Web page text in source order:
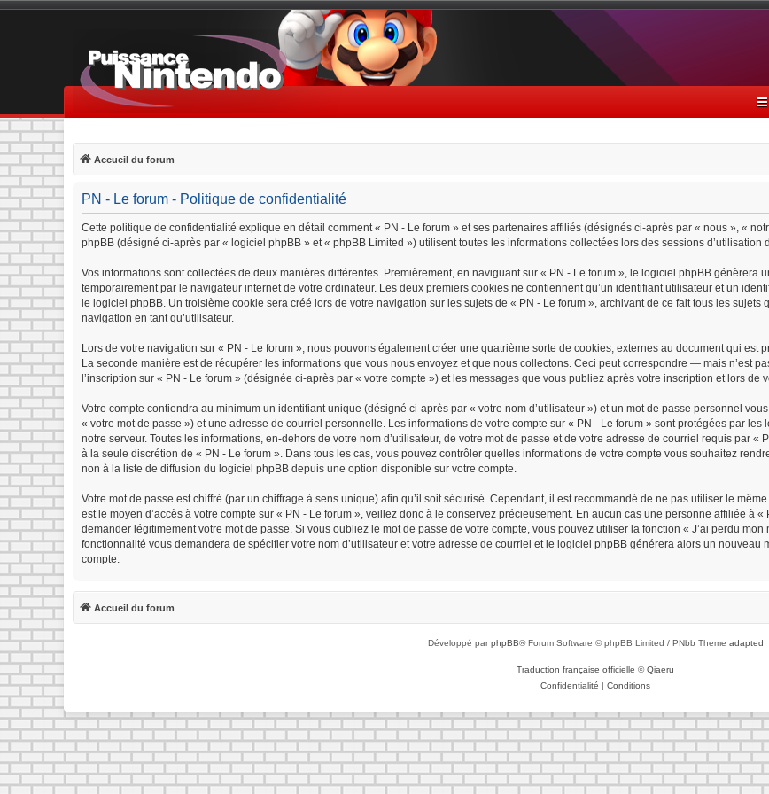
Accueil du forum
PN - Le forum - Politique de confidentialité
Cette politique de confidentialité explique en détail comment « PN - Le forum » et ses partenaires affiliés (désignés ci-après par « nous », «
phpBB (désigné ci-après par « logiciel phpBB » et « phpBB Limited ») utilisent toutes les informations collectées lors des sessions
Vos informations sont collectées de deux manières différentes. Premièrement, en naviguant sur « PN - Le forum », le logiciel phpBB génèrera
temporairement par le navigateur internet de votre ordinateur. Les deux premiers cookies ne contiennent qu’un identifiant utilisateur et un
le logiciel phpBB. Un troisième cookie sera créé lors de votre navigation sur les sujets de « PN - Le forum », archivant de ce fait tous les sujets
navigation en tant qu’utilisateur.
Lors de votre navigation sur « PN - Le forum », nous pouvons également créer une quatrième sorte de cookies, externes au document qui
La seconde manière est de récupérer les informations que vous nous envoyez et que nous collectons. Ceci peut correspondre — mais n’est
l’inscription sur « PN - Le forum » (désignée ci-après par « votre compte ») et les messages que vous publiez après votre inscription et lors
Votre compte contiendra au minimum un identifiant unique (désigné ci-après par « votre nom d’utilisateur ») et un mot de passe personnel
« votre mot de passe ») et une adresse de courriel personnelle. Les informations de votre compte sur « PN - Le forum » sont protégées par
notre serveur. Toutes les informations, en-dehors de votre nom d’utilisateur, de votre mot de passe et de votre adresse de courriel requis par
à la seule discrétion de « PN - Le forum ». Dans tous les cas, vous pouvez contrôler quelles informations de votre compte vous souhaitez
non à la liste de diffusion du logiciel phpBB depuis une option disponible sur votre compte.
Votre mot de passe est chiffré (par un chiffrage à sens unique) afin qu’il soit sécurisé. Cependant, il est recommandé de ne pas utiliser le
est le moyen d’accès à votre compte sur « PN - Le forum », veillez donc à le conservez précieusement. En aucun cas une personne affiliée à
demander légitimement votre mot de passe. Si vous oubliez le mot de passe de votre compte, vous pouvez utiliser la fonction « J’ai perdu
fonctionnalité vous demandera de spécifier votre nom d’utilisateur et votre adresse de courriel et le logiciel phpBB générera alors un
compte.
Accueil du forum
Développé parphpBB® Forum Software © phpBB Limited / PNbb Theme adapted
Traduction française officielle ©Qiaeru
Confidentialité | Conditions